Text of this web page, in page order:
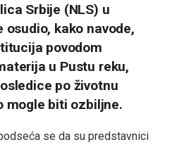
Srbije (NLS) u
kako navode,
povodom
u Pustu reku,
po životnu
mogle biti ozbiljne.
se da su predstavnici